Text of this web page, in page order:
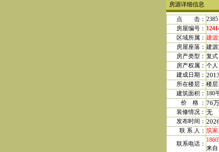
房源详细信息
点 击： 2385
房屋编号：
区域所属： 建
房屋座落： 建
房产类型： 复式
房产权属 ： 个人
建成日期 ：
所在楼层： 楼层:
建筑面积： 180
价 格 ： 76
装修情况： 无
发布时间：
联 系 人： 筑
联系电话：
来